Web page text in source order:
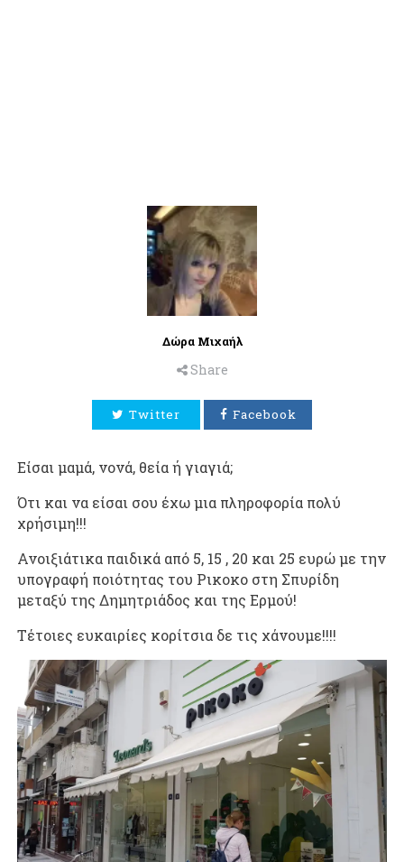
Δώρα Μιχαήλ
Share
Twitter Facebook
Είσαι μαμά, νονά, θεία ή γιαγιά;
Ότι και να είσαι σου έχω μια πληροφορία πολύ
χρήσιμη!!!
Ανοιξιάτικα παιδικά από 5, 15 , 20 και 25 ευρώ με την
υπογραφή ποιότητας του Ρικοκο στη Σπυρίδη
μεταξύ της Δημητριάδος και της Ερμού!
Τέτοιες ευκαιρίες κορίτσια δε τις χάνουμε!!!!